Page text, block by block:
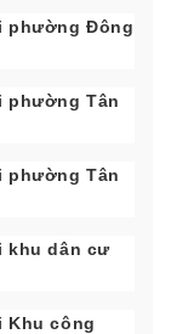
phường Đông
phường Tân
phường Tân
khu dân cư
Khu công